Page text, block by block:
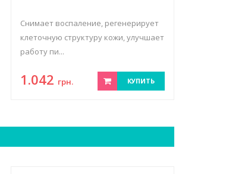
Снимает воспаление, регенерирует
клеточную структуру кожи, улучшает
работу пи...
1.042 грн. КУПИТЬ